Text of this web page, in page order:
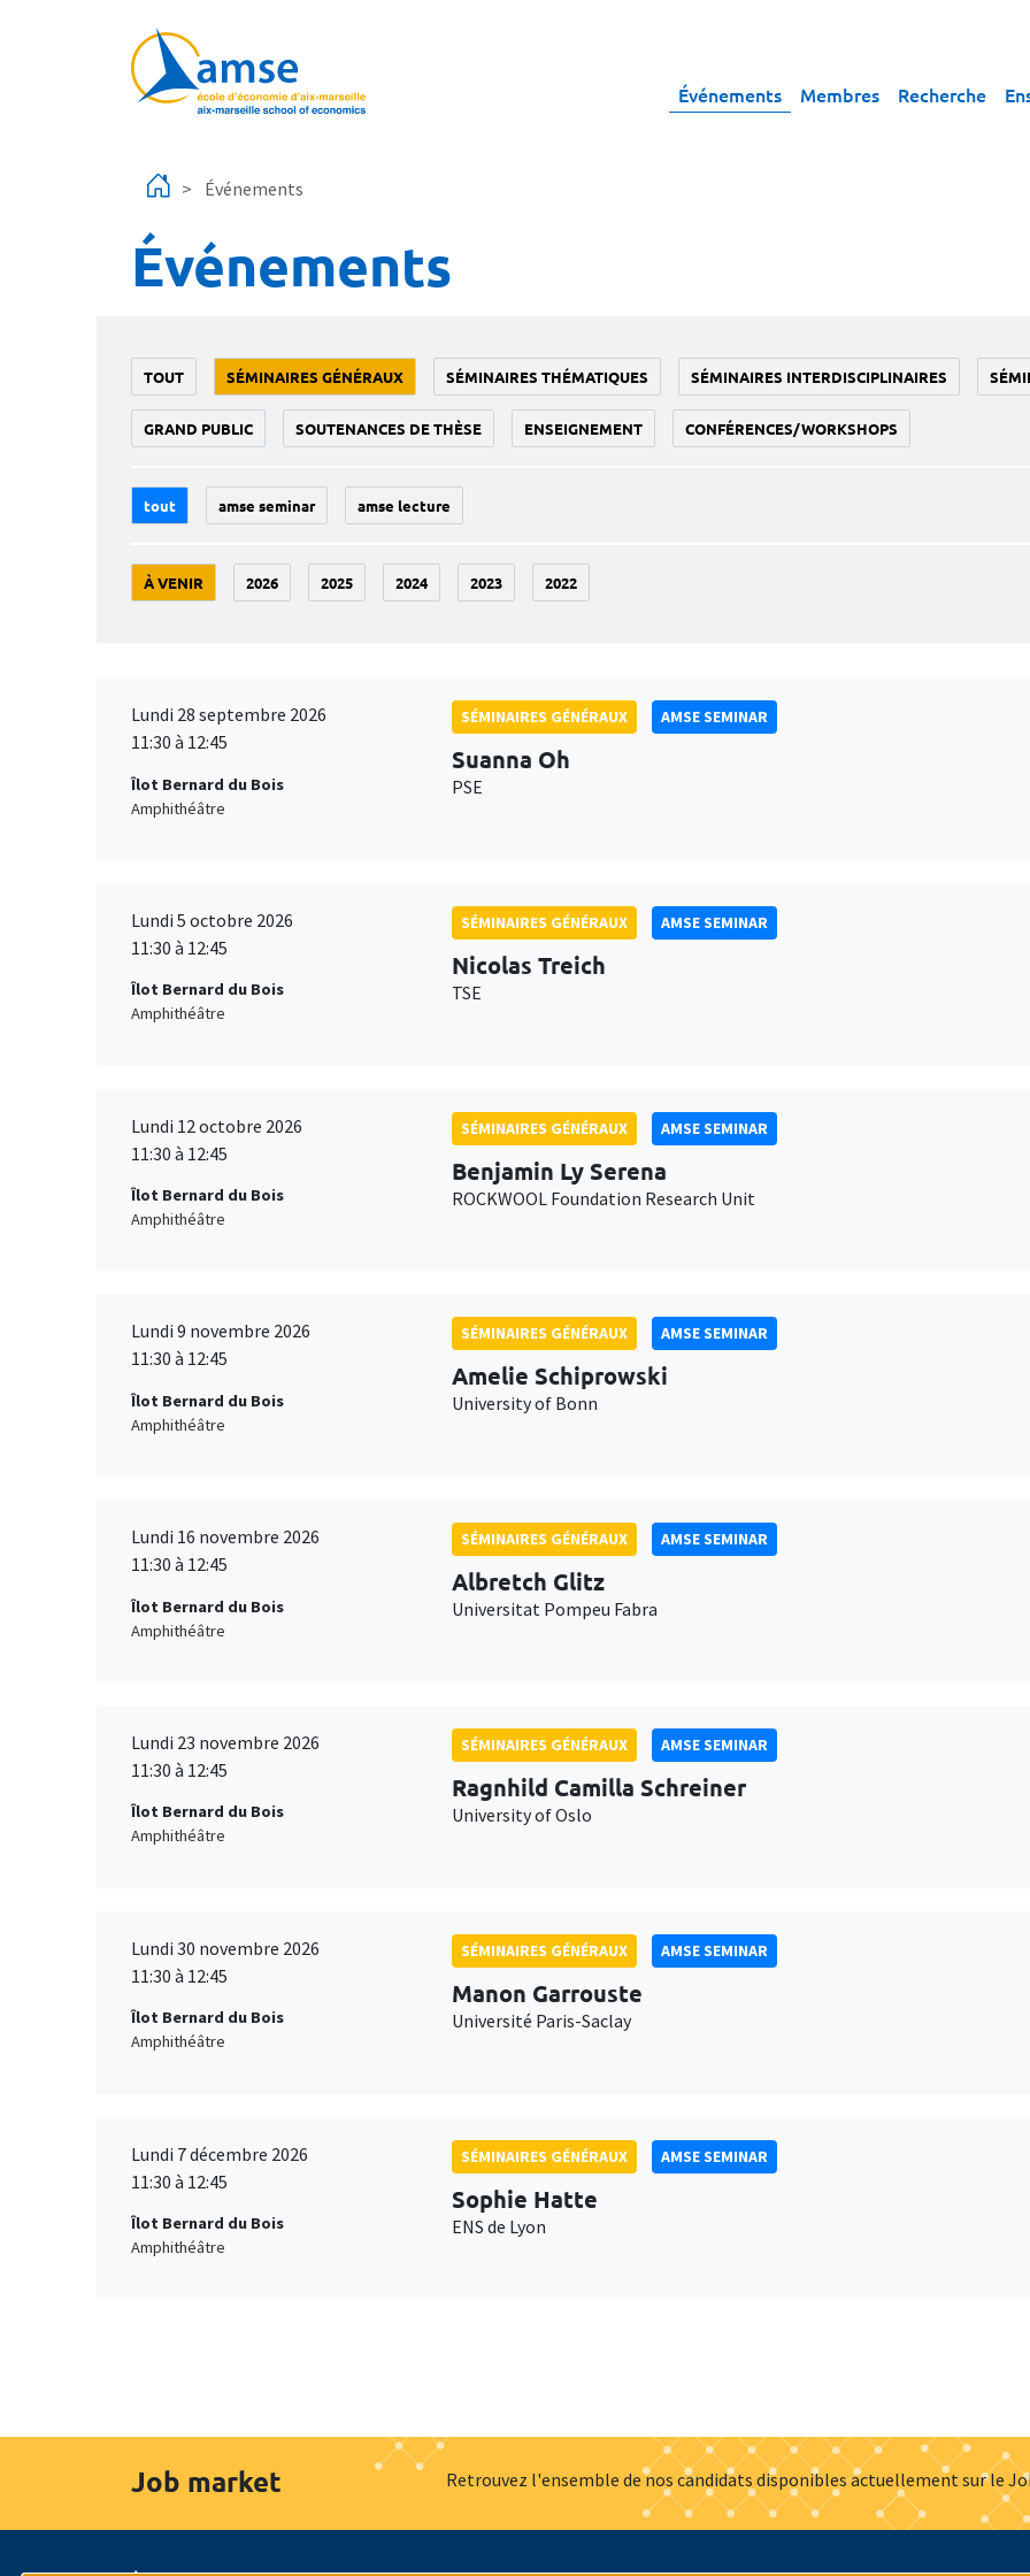
Événements Membres Recherche
Événements
Événements
TOUT SÉMINAIRES GÉNÉRAUX SÉMINAIRES THÉMATIQUES SÉMINAIRES INTERDISCIPLINAIRES
GRAND PUBLIC SOUTENANCES DE THÈSE ENSEIGNEMENT CONFÉRENCES/WORKSHOPS
tout amse seminar amse lecture
À VENIR 2026 2025 2024 2023 2022
Lundi 28 septembre 2026
11:30 à 12:45
Îlot Bernard du Bois
Amphithéâtre
SÉMINAIRES GÉNÉRAUX AMSE SEMINAR
Suanna Oh
PSE
Lundi 5 octobre 2026
11:30 à 12:45
Îlot Bernard du Bois
Amphithéâtre
SÉMINAIRES GÉNÉRAUX AMSE SEMINAR
Nicolas Treich
TSE
Lundi 12 octobre 2026
11:30 à 12:45
Îlot Bernard du Bois
Amphithéâtre
SÉMINAIRES GÉNÉRAUX AMSE SEMINAR
Benjamin Ly Serena
ROCKWOOL Foundation Research Unit
Lundi 9 novembre 2026
11:30 à 12:45
Îlot Bernard du Bois
Amphithéâtre
SÉMINAIRES GÉNÉRAUX AMSE SEMINAR
Amelie Schiprowski
University of Bonn
Lundi 16 novembre 2026
11:30 à 12:45
Îlot Bernard du Bois
Amphithéâtre
SÉMINAIRES GÉNÉRAUX AMSE SEMINAR
Albretch Glitz
Universitat Pompeu Fabra
Lundi 23 novembre 2026
11:30 à 12:45
Îlot Bernard du Bois
Amphithéâtre
SÉMINAIRES GÉNÉRAUX AMSE SEMINAR
Ragnhild Camilla Schreiner
University of Oslo
Lundi 30 novembre 2026
11:30 à 12:45
Îlot Bernard du Bois
Amphithéâtre
SÉMINAIRES GÉNÉRAUX AMSE SEMINAR
Manon Garrouste
Université Paris-Saclay
Lundi 7 décembre 2026
11:30 à 12:45
Îlot Bernard du Bois
Amphithéâtre
SÉMINAIRES GÉNÉRAUX AMSE SEMINAR
Sophie Hatte
ENS de Lyon
Job market Retrouvez l'ensemble de nos candidats disponibles actuellement sur le